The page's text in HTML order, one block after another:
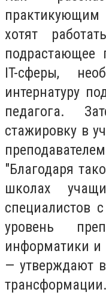
хотят
подрастающее
IT-сферы,
интернатуру
педагога.
стажировку в
"Благодаря
школах
специалистов
уровень
информатики и
— утверждают
трансформации.